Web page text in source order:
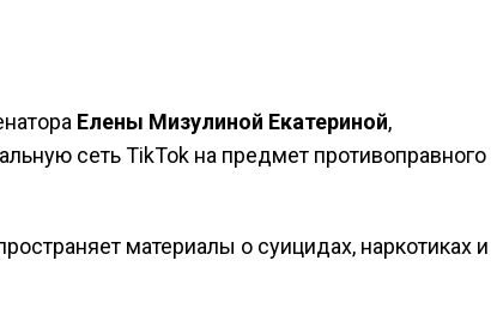
Елены Мизулиной Екатериной,
сеть TikTok на предмет противоправного
материалы о суицидах, наркотиках и